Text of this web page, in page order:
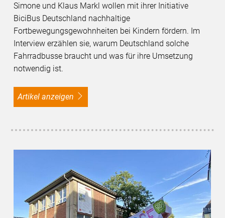
Simone und Klaus Markl wollen mit ihrer Initiative
BiciBus Deutschland nachhaltige
Fortbewegungsgewohnheiten bei Kindern fördern. Im
Interview erzählen sie, warum Deutschland solche
Fahrradbusse braucht und was für ihre Umsetzung
notwendig ist.
Artikel anzeigen